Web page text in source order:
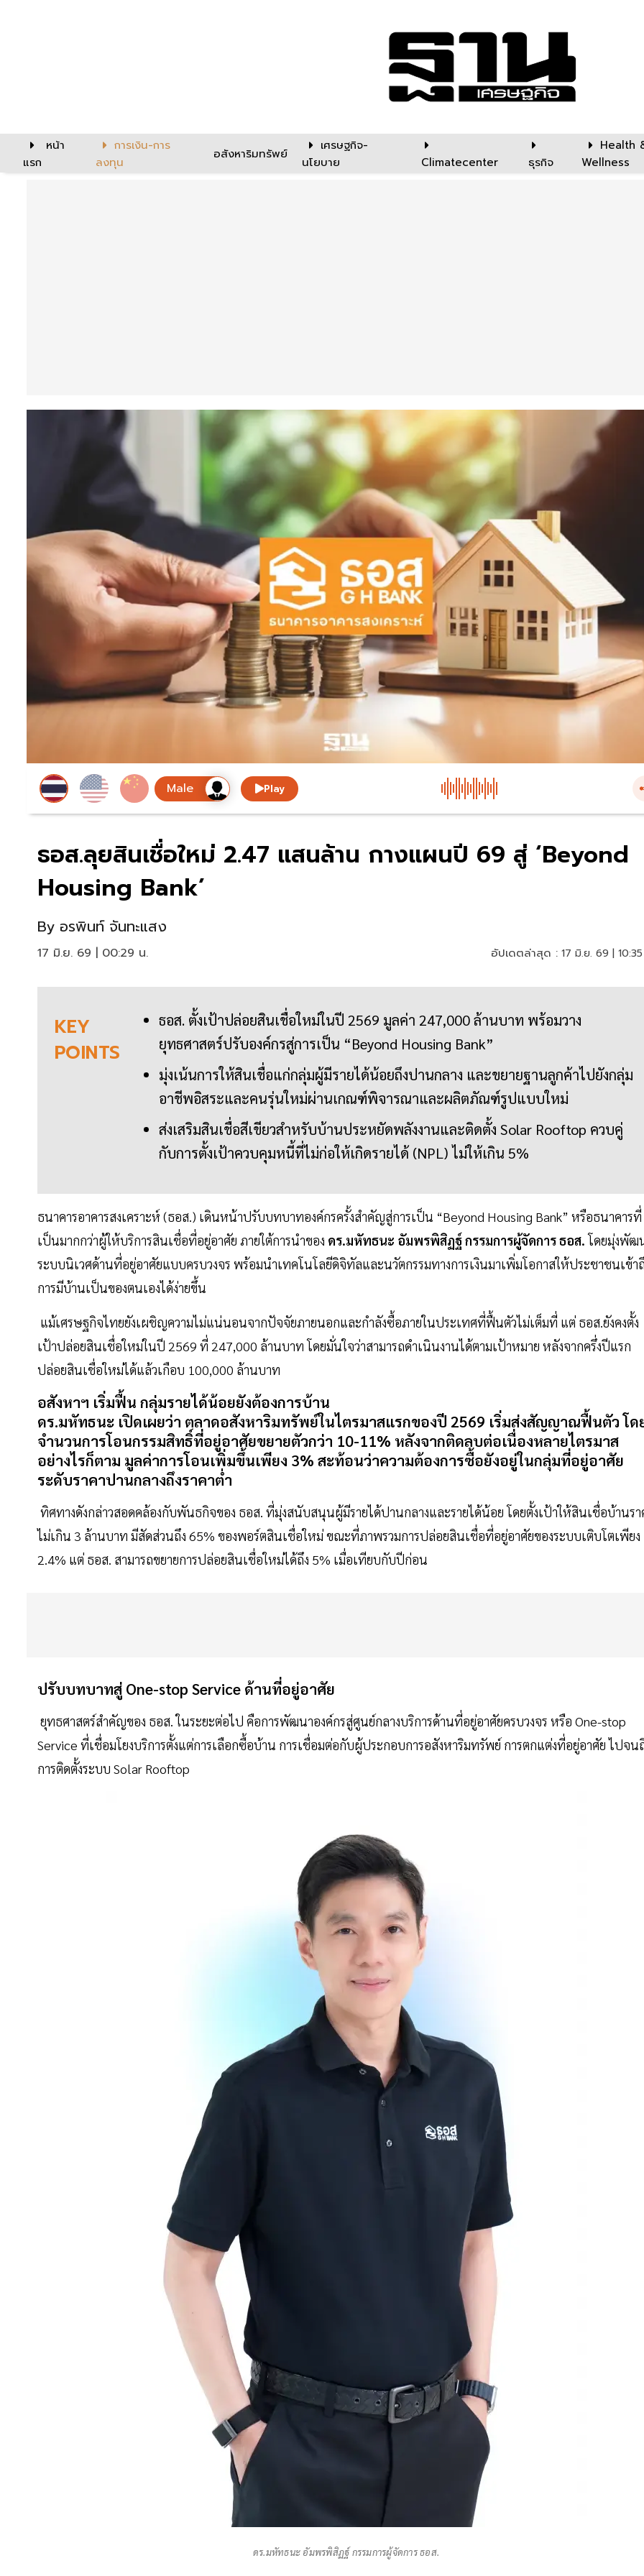
หน้า
แรก
การเงิน-การ
ลงทุน
อสังหาริมทรัพย์
เศรษฐกิจ-
นโยบาย
Climatecenter ธุรกิจ
Health
Wellness
Play
ธอส.ลุยสินเชื่อใหม่ 2.47 แสนล้าน กางแผนปี 69 สู่ ‘Beyond
Housing Bank’
By อรพินท์ จันทะแสง
17 มิ.ย. 69 | 00:29 น. อัปเดตล่าสุด : 17 มิ.ย. 69 |
KEY
POINTS
ธอส. ตั้งเป้าปล่อยสินเชื่อใหม่ในปี 2569 มูลค่า 247,000 ล้านบาท พร้อมวาง
ยุทธศาสตร์ปรับองค์กรสู่การเป็น “Beyond Housing Bank”
มุ่งเน้นการให้สินเชื่อแก่กลุ่มผู้มีรายได้น้อยถึงปานกลาง และขยายฐานลูกค้าไปยังกลุ่ม
อาชีพอิสระและคนรุ่นใหม่ผ่านเกณฑ์พิจารณาและผลิตภัณฑ์รูปแบบใหม่
ส่งเสริมสินเชื่อสีเขียวสำหรับบ้านประหยัดพลังงานและติดตั้ง Solar Rooftop ควบคู่
กับการตั้งเป้าควบคุมหนี้ที่ไม่ก่อให้เกิดรายได้ (NPL) ไม่ให้เกิน 5%
ธนาคารอาคารสงเคราะห์ (ธอส.) เดินหน้าปรับบทบาทองค์กรครั้งสำคัญสู่การเป็น “Beyond Housing Bank” หรือธนาคารที่
เป็นมากกว่าผู้ให้บริการสินเชื่อที่อยู่อาศัย ภายใต้การนำของ ดร.มหัทธนะ อัมพรพิสิฏฐ์ กรรมการผู้จัดการ ธอส.โดยมุ่งพัฒ
ระบบนิเวศด้านที่อยู่อาศัยแบบครบวงจร พร้อมนำเทคโนโลยีดิจิทัลและนวัตกรรมทางการเงินมาเพิ่มโอกาสให้ประชาชนเข้า
การมีบ้านเป็นของตนเองได้ง่ายขึ้น
แม้เศรษฐกิจไทยยังเผชิญความไม่แน่นอนจากปัจจัยภายนอกและกำลังซื้อภายในประเทศที่ฟื้นตัวไม่เต็มที่ แต่ ธอส.ยังคงตั้ง
เป้าปล่อยสินเชื่อใหม่ในปี 2569 ที่ 247,000 ล้านบาท โดยมั่นใจว่าสามารถดำเนินงานได้ตามเป้าหมาย หลังจากครึ่งปีแรก
ปล่อยสินเชื่อใหม่ได้แล้วเกือบ 100,000 ล้านบาท
อสังหาฯ เริ่มฟื้น กลุ่มรายได้น้อยยังต้องการบ้าน
ดร.มหัทธนะ เปิดเผยว่า ตลาดอสังหาริมทรัพย์ในไตรมาสแรกของปี 2569 เริ่มส่งสัญญาณฟื้นตัว โด
จำนวนการโอนกรรมสิทธิ์ที่อยู่อาศัยขยายตัวกว่า 10-11% หลังจากติดลบต่อเนื่องหลายไตรมาส
อย่างไรก็ตาม มูลค่าการโอนเพิ่มขึ้นเพียง 3% สะท้อนว่าความต้องการซื้อยังอยู่ในกลุ่มที่อยู่อาศัย
ระดับราคาปานกลางถึงราคาต่ำ
ทิศทางดังกล่าวสอดคล้องกับพันธกิจของ ธอส. ที่มุ่งสนับสนุนผู้มีรายได้ปานกลางและรายได้น้อย โดยตั้งเป้าให้สินเชื่อบ้านรา
ไม่เกิน 3 ล้านบาท มีสัดส่วนถึง 65% ของพอร์ตสินเชื่อใหม่ ขณะที่ภาพรวมการปล่อยสินเชื่อที่อยู่อาศัยของระบบเติบโตเพียง
2.4% แต่ ธอส. สามารถขยายการปล่อยสินเชื่อใหม่ได้ถึง 5% เมื่อเทียบกับปีก่อน
ปรับบทบาทสู่ One-stop Service ด้านที่อยู่อาศัย
ยุทธศาสตร์สำคัญของ ธอส. ในระยะต่อไป คือการพัฒนาองค์กรสู่ศูนย์กลางบริการด้านที่อยู่อาศัยครบวงจร หรือ One-stop
Service ที่เชื่อมโยงบริการตั้งแต่การเลือกซื้อบ้าน การเชื่อมต่อกับผู้ประกอบการอสังหาริมทรัพย์ การตกแต่งที่อยู่อาศัย ไปจน
การติดตั้งระบบ Solar Rooftop
ดร.มหัทธนะ อัมพรพิสิฏฐ์ กรรมการผู้จัดการ ธอส.